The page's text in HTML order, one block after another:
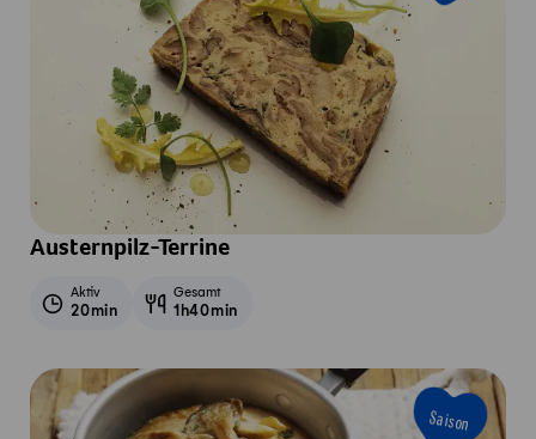
Austernpilz-Terrine
Aktiv
20min
Gesamt
1h40min
Saison